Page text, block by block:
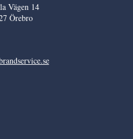
Vägen 14
Örebro